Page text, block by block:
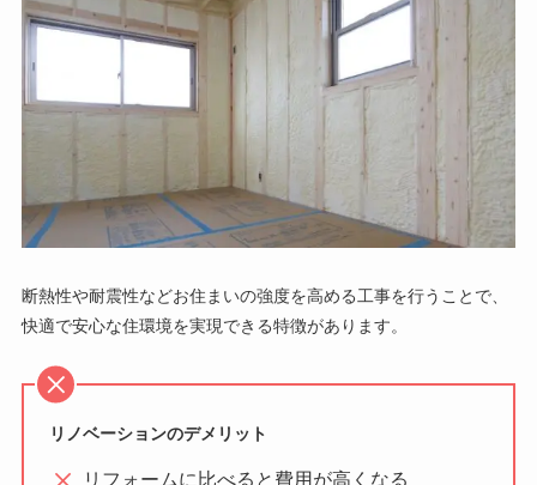
断熱性や耐震性などお住まいの強度を高める工事を行うことで、
快適で安心な住環境を実現できる特徴があります。
リノベーションのデメリット
リフォームに比べると費用が高くなる